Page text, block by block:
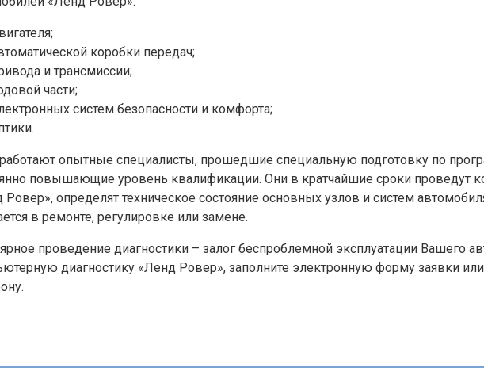
коробки передач;
и трансмиссии;
части;
систем безопасности и комфорта;
опытные специалисты, прошедшие специальную подготовку по
повышающие уровень квалификации. Они в кратчайшие сроки проведут
Ровер», определят техническое состояние основных узлов и систем
в ремонте, регулировке или замене.
проведение диагностики – залог беспроблемной эксплуатации Вашего
диагностику «Ленд Ровер», заполните электронную форму заявки